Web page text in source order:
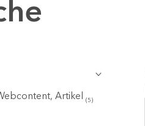
Artikel (5)